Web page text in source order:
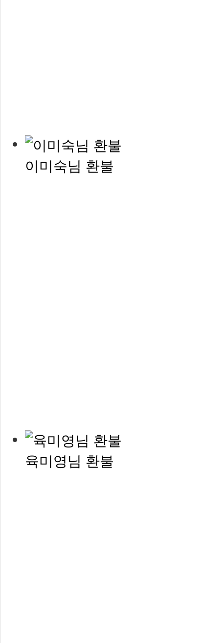
이미숙님 환불
육미영님 환불